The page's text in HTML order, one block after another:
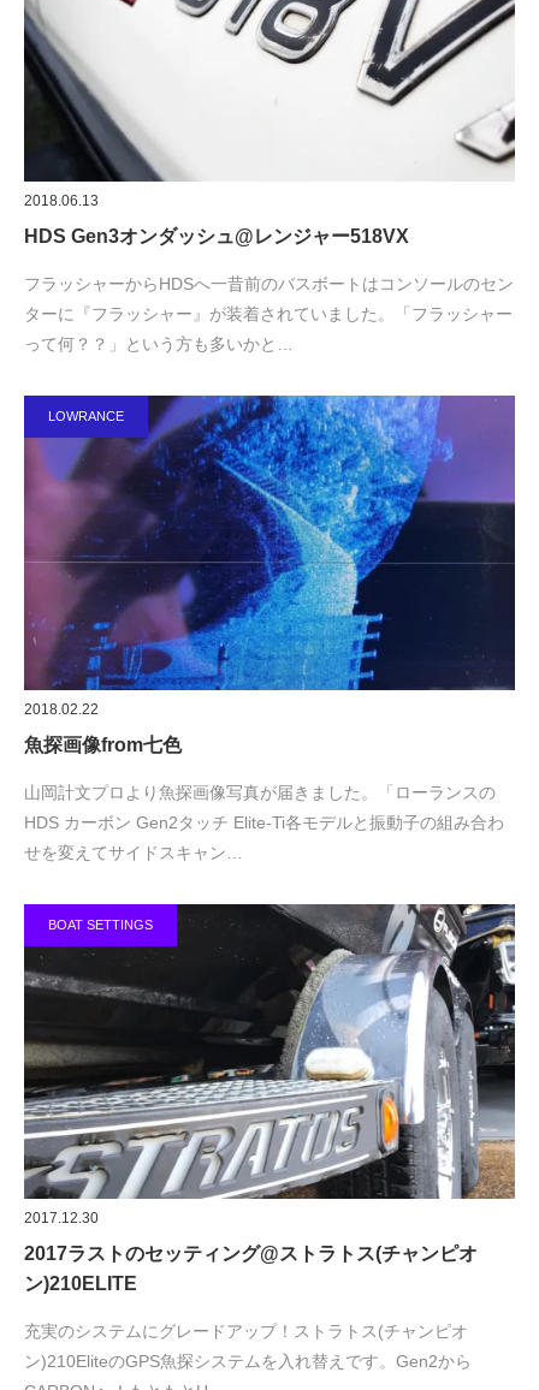
2018.06.13
HDS Gen3オンダッシュ@レンジャー518VX
フラッシャーからHDSへ一昔前のバスボートはコンソールのセン
ターに『フラッシャー』が装着されていました。「フラッシャー
って何？？」という方も多いかと…
LOWRANCE
2018.02.22
魚探画像from七色
山岡計文プロより魚探画像写真が届きました。「ローランスの
HDS カーボン Gen2タッチ Elite-Ti各モデルと振動子の組み合わ
せを変えてサイドスキャン…
BOAT SETTINGS
2017.12.30
2017ラストのセッティング@ストラトス(チャンピオ
ン)210ELITE
充実のシステムにグレードアップ！ストラトス(チャンピオ
ン)210EliteのGPS魚探システムを入れ替えです。Gen2から